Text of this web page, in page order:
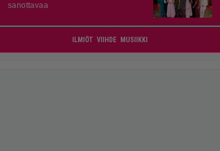
sanottavaa
ILMIÖT VIIHDE MUSIIKKI